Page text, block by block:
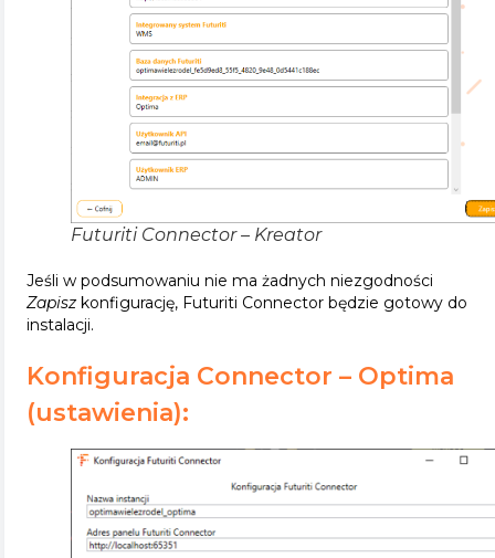
Futuriti Connector – Kreator
Jeśli w podsumowaniu nie ma żadnych niezgodności
Zapiszkonfigurację, Futuriti Connector będzie gotowy do
instalacji.
Konfiguracja Connector – Optima
(ustawienia):